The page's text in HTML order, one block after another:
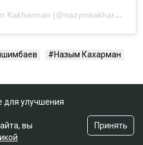
Публикация от Nazym Kakharman (@nazymkakharman)
Назым Кахарман
для улучшения
вы
Принять